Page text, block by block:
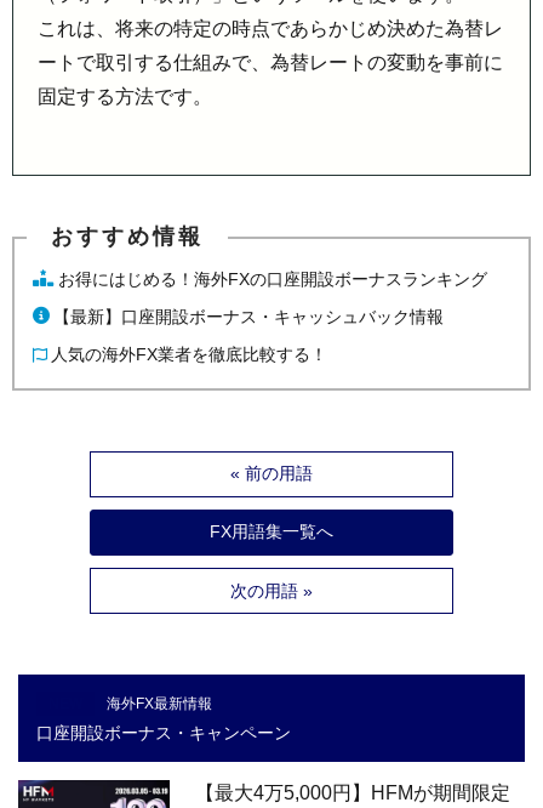
これは、将来の特定の時点であらかじめ決めた為替レ
ートで取引する仕組みで、為替レートの変動を事前に
固定する方法です。
お得にはじめる！海外FXの口座開設ボーナスランキング
【最新】口座開設ボーナス・キャッシュバック情報
人気の海外FX業者を徹底比較する！
« 前の用語
FX用語集一覧へ
次の用語 »
海外FX最新情報
口座開設ボーナス・キャンペーン
【最大4万5,000円】HFMが期間限定